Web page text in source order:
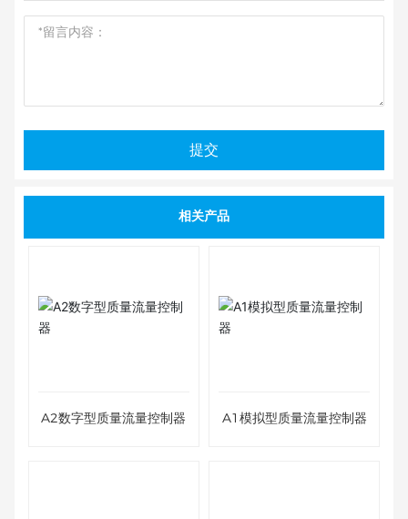
提交
相关产品
A2数字型质量流量控制器 A1模拟型质量流量控制器